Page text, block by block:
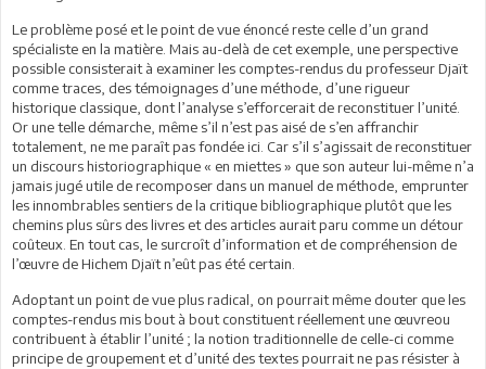
Le problème posé et le point de vue énoncé reste celle d’un grand
spécialiste en la matière. Mais au-delà de cet exemple, une perspective
possible consisterait à examiner les comptes-rendus du professeur Djaït
comme traces, des témoignages d’une méthode, d’une rigueur
historique classique, dont l’analyse s’efforcerait de reconstituer l’unité.
Or une telle démarche, même s’il n’est pas aisé de s’en affranchir
totalement, ne me paraît pas fondée ici. Car s’il s’agissait de reconstituer
un discours historiographique « en miettes » que son auteur lui-même n’a
jamais jugé utile de recomposer dans un manuel de méthode, emprunter
les innombrables sentiers de la critique bibliographique plutôt que les
chemins plus sûrs des livres et des articles aurait paru comme un détour
coûteux. En tout cas, le surcroît d’information et de compréhension de
l’œuvre de Hichem Djaït n’eût pas été certain.
Adoptant un point de vue plus radical, on pourrait même douter que les
comptes-rendus mis bout à bout constituent réellement une œuvreou
contribuent à établir l’unité ; la notion traditionnelle de celle-ci comme
principe de groupement et d’unité des textes pourrait ne pas résister à